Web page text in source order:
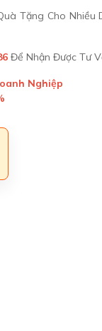
Tặng Cho Nhiều
Để Nhận Được Tư
Nghiệp